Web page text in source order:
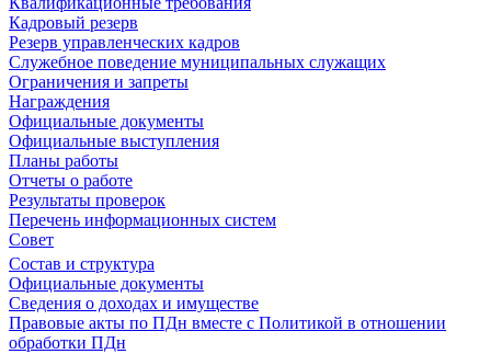
Кадровый резерв
Резерв управленческих кадров
Служебное поведение муниципальных служащих
Ограничения и запреты
Награждения
Официальные документы
Официальные выступления
Планы работы
Отчеты о работе
Результаты проверок
Перечень информационных систем
Совет
Состав и структура
Официальные документы
Сведения о доходах и имуществе
Правовые акты по ПДн вместе с Политикой в отношении
обработки ПДн